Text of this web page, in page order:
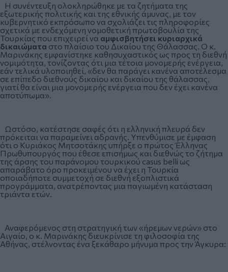
Η συνέντευξη ολοκληρώθηκε με τα ζητήματα της
εξωτερικής πολιτικής και της εθνικής άμυνας, με τον
κυβερνητικό εκπρόσωπο να σχολιάζει τις πληροφορίες
σχετικά με ενδεχόμενη νομοθετική πρωτοβουλία της
Τουρκίας που επιχειρεί να αμφισβητήσει κυριαρχικά
δικαιώματα στο πλαίσιο του Δικαίου της Θάλασσας. Ο κ.
Μαρινάκης εμφανίστηκε καθησυχαστικός ως προς τη διεθνή
νομιμότητα, τονίζοντας ότι μια τέτοια μονομερής ενέργεια,
εάν τελικά υλοποιηθεί, «δεν θα παράγει κανένα αποτέλεσμα
σε επίπεδο διεθνούς δικαίου και δικαίου της θάλασσας,
γιατί θα είναι μια μονομερής ενέργεια που δεν έχει κανένα
αποτύπωμα».
Ωστόσο, κατέστησε σαφές ότι η ελληνική πλευρά δεν
πρόκειται να παραμείνει αδρανής. Υπενθύμισε με έμφαση
ότι ο Κυριάκος Μητσοτάκης υπήρξε ο πρώτος Έλληνας
Πρωθυπουργός που έθεσε επισήμως και διεθνώς το ζήτημα
της άρσης του παράνομου τουρκικού casus belli ως
απαράβατο όρο προκειμένου να έχει η Τουρκία
οποιαδήποτε συμμετοχή σε διεθνή εξοπλιστικά
προγράμματα, ανατρέποντας μια παγιωμένη κατάσταση
τριάντα ετών.
Αναφερόμενος στη στρατηγική των «ήρεμων νερών» στο
Αιγαίο, ο κ. Μαρινάκης διευκρίνισε τη φιλοσοφία της
Αθήνας, στέλνοντας ένα ξεκάθαρο μήνυμα προς την Άγκυρα: